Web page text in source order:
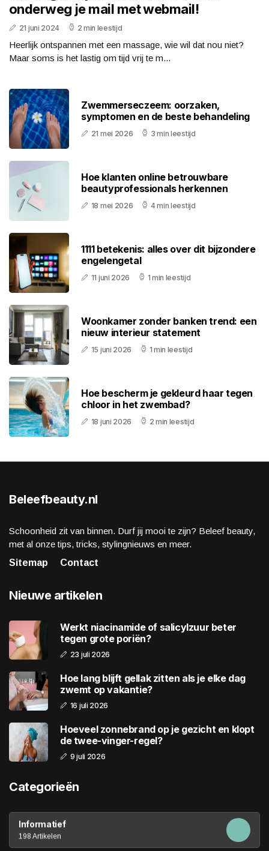
onderweg je mail met webmail!
21 juni 2024 2 min leestijd
Heerlijk ontspannen met een massage, wie wil dat nou niet?
Maar soms is het lastig om tijd vrij te m...
Zwemmerseczeem: oorzaken,
symptomen en de beste behandeling
21 mei 2026 3 min leestijd
Hoe klanten online betrouwbare
beautyprofessionals herkennen
18 mei 2026 4 min leestijd
1111 betekenis: alles over dit bijzondere
engelengetal
11 juni 2026 1 min leestijd
Woonkamer zonder banken trend: een
nieuw interieur statement
15 juni 2026 1 min leestijd
Hoe bescherm je gekleurd haar tegen
chloor in het zwembad?
18 juni 2026 2 min leestijd
Beleefbeauty.nl
Schoonheid zit van binnen. Durf jij mooi te zijn? Beleef beauty,
met al onze tips, tricks, stylingnieuws en meer.
Sitemap
Contact
Nieuwe artikelen
Werkt niacinamide of salicylzuur beter
tegen grote poriën?
23 juli 2026
Hoe lang blijft gellak zitten als je elke dag
zwemt op vakantie?
16 juli 2026
Hoeveel zonnebrand op je gezicht en klopt
de twee-vinger-regel?
9 juli 2026
Categorieën
Informatief
198 Artikelen